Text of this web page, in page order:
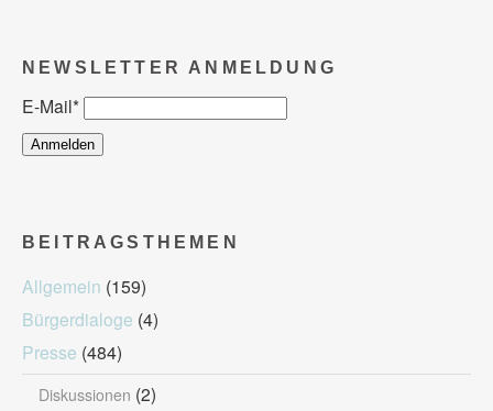
NEWSLETTER ANMELDUNG
E-Mail*
BEITRAGSTHEMEN
Allgemein (159)
Bürgerdialoge (4)
Presse (484)
Diskussionen (2)